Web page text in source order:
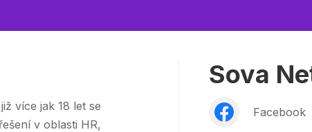
více jak 18 let se
v oblasti HR,
Sova
Facebook